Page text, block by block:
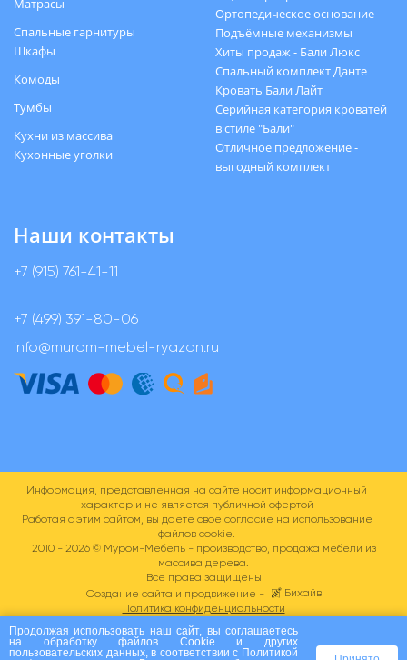
Спальные гарнитуры
Шкафы
Комоды
Тумбы
Кухни из массива
Кухонные уголки
Ортопедическое основание
Подъёмные механизмы
Хиты продаж - Бали Люкс
Спальный комплект Данте
Кровать Бали Лайт
Серийная категория кроватей
в стиле "Бали"
Отличное предложение -
выгодный комплект
Наши контакты
+7 (915) 761-41-11
+7 (499) 391-80-06
info@murom-mebel-ryazan.ru
Информация, представленная на сайте носит информационный
характер и не является публичной офертой
Работая с этим сайтом, вы даете свое согласие на использование
файлов cookie.
2010 - 2026 ©Муром-Мебель - производство, продажа мебели из
массива дерева.
Все права защищены
Создание сайта и продвижение -
Бихайв
Политика конфиденциальности
Продолжая использовать наш сайт, вы соглашаетесь
на обработку файлов Сookie и других
пользовательских данных, в соответствии с Политикой